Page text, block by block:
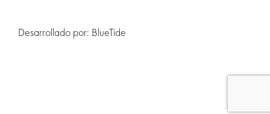
Desarrollado por: BlueTide